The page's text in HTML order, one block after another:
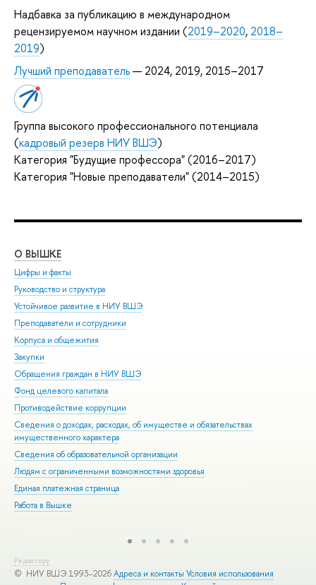
Надбавка за публикацию в международном
рецензируемом научном издании (2019–2020, 2018–
2019)
Лучший преподаватель— 2024, 2019, 2015–2017
Группа высокого профессионального потенциала
(кадровый резерв НИУ ВШЭ)
Категория "Будущие профессора" (2016–2017)
Категория "Новые преподаватели" (2014–2015)
О ВЫШКЕ
Цифры и факты
Руководство и структура
Устойчивое развитие в НИУ ВШЭ
Преподаватели и сотрудники
Корпуса и общежития
Закупки
Обращения граждан в НИУ ВШЭ
Фонд целевого капитала
Противодействие коррупции
Сведения о доходах, расходах, об имуществе и обязательствах
имущественного характера
Сведения об образовательной организации
Людям с ограниченными возможностями здоровья
Единая платежная страница
Работа в Вышке
Редактору
© НИУ ВШЭ 1993–2026Адреса и контакты Условия использования